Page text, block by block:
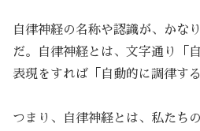
自律神経の名称や認識が、かな
だ。自律神経とは、文字通り「
表現をすれば「自動的に調律す
つまり、自律神経とは、私たち